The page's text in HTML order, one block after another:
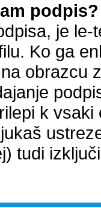
podpis?
je
Ko ga
obrazcu
k
tudi